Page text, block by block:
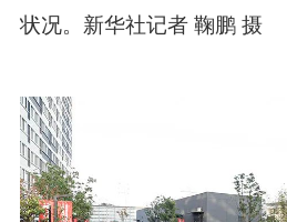
状况。新华社记者 鞠鹏 摄